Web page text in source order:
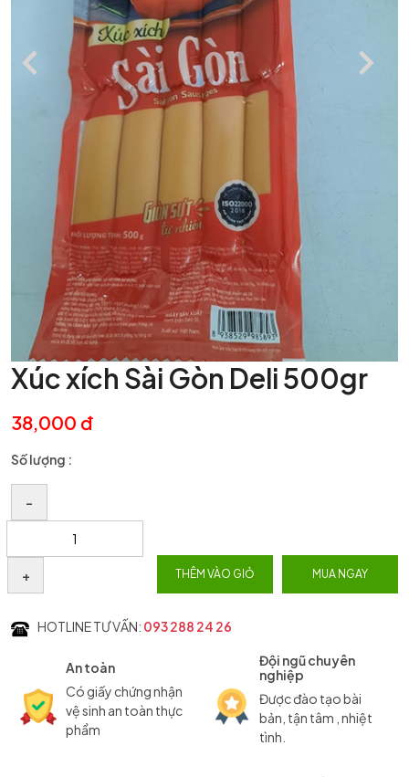
Xúc xích Sài Gòn Deli 500gr
38,000 đ
Số lượng :
–
+ THÊM VÀO GIỎ MUA NGAY
HOTLINE TƯ VẤN: 093 288 24 26
An toàn
Có giấy chứng nhận
vệ sinh an toàn thực
phẩm
Đội ngũ chuyên
nghiệp
Được đào tạo bài
bản, tận tâm , nhiệt
tình.